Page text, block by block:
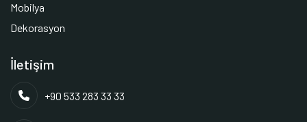
Mobilya
Dekorasyon
İletişim
+90 533 283 33 33